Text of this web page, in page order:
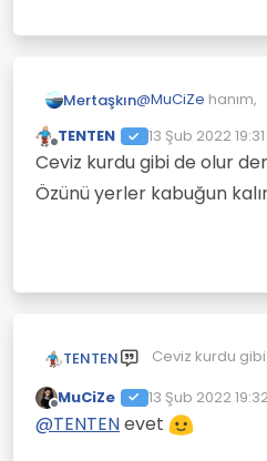
Mertaşkın@MuCiZe hanım,
Çok güzel
Pense,
Çevrimdışı
TENTEN 13 Şub 2022 19:31
Son düzenleyen:
Ceviz kurdu gibi de olur
Özünü yerler kabuğun
TENTEN
Ceviz kurdu
Çevrimdışı
MuCiZe 13 Şub 2022
Son düzenleyen:
@TENTENevet